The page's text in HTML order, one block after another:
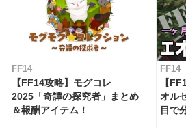
FF14
【FF14攻略】モグコレ
2025「奇譚の探究者」まとめ
＆報酬アイテム！
FF14
【
オル
目で